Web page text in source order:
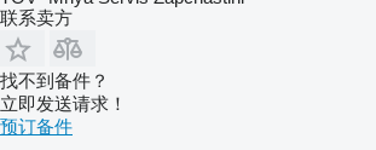
联系卖方
找不到备件？
立即发送请求！
预订备件